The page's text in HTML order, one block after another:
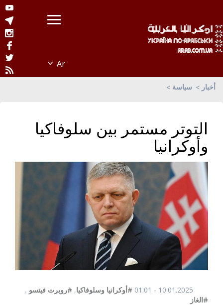
أخبار سياسة
التوتر مستمر بين سلوفاكيا
وأوكرانيا
10.01.2025 - 01:01 #أوكرانيا وسلوفاكيا, #روبرت فيتسو ,
#الغاز